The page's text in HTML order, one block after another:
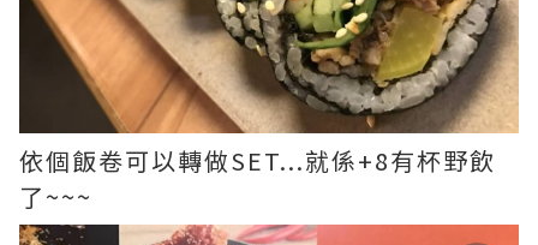
依個飯卷可以轉做SET...就係+8有杯野飲
了~~~